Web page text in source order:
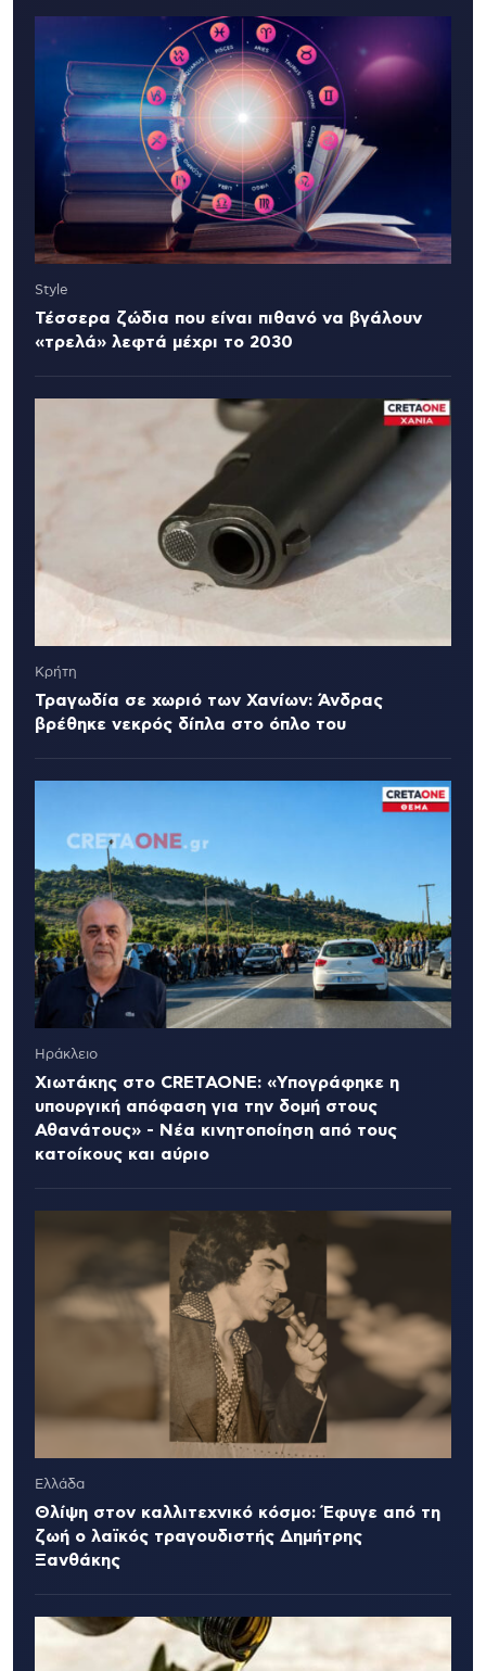
Style
Τέσσερα ζώδια που είναι πιθανό να βγάλουν
«τρελά» λεφτά μέχρι το 2030
Κρήτη
Τραγωδία σε χωριό των Χανίων: Άνδρας
βρέθηκε νεκρός δίπλα στο όπλο του
Ηράκλειο
Χιωτάκης στο CRETAONE: «Υπογράφηκε η
υπουργική απόφαση για την δομή στους
Αθανάτους» - Νέα κινητοποίηση από τους
κατοίκους και αύριο
Ελλάδα
Θλίψη στον καλλιτεχνικό κόσμο: Έφυγε από τη
ζωή ο λαϊκός τραγουδιστής Δημήτρης
Ξανθάκης